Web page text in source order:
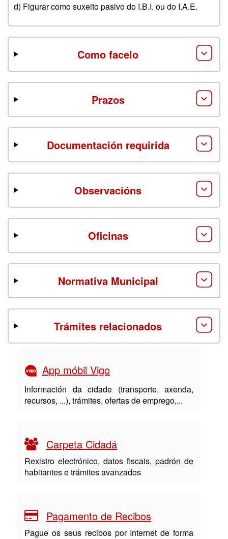
d) Figurar como suxeito pasivo do I.B.I. ou do I.A.E.
Como facelo
Prazos
Documentación requirida
Observacións
Oficinas
Normativa Municipal
Trámites relacionados
App móbil Vigo
Información da cidade (transporte, axenda,
recursos, ...), trámites, ofertas de emprego,...
Carpeta Cidadá
Rexistro electrónico, datos fiscais, padrón de
habitantes e trámites avanzados
Pagamento de Recibos
Pague os seus recibos por Internet de forma